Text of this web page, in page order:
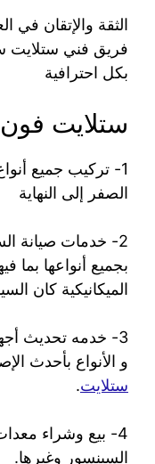
الثقة والإتقان في
فريق فني ستلايت
بكل احترافية
ستلايت فون
1- تركيب جميع
الصفر إلى النهاية
2- خدمات صيانة
بجميع أنواعها بما
الميكانيكية كان
3- خدمه تحديث
و الأنواع بأحدث
ستلايت.
4- بيع وشراء
السينسور وغيرها.